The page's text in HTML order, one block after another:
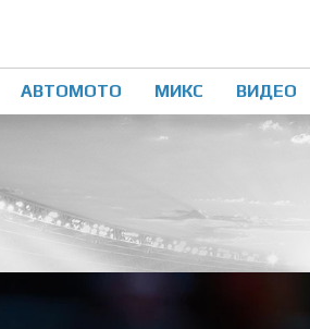
АВТОМОТО МИКС ВИДЕО